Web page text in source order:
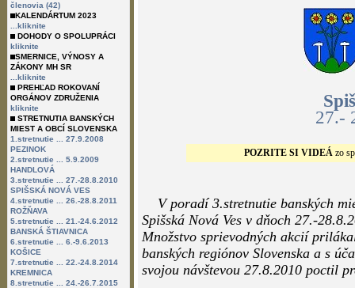
členovia (42)
KALENDÁRTUM 2023
...kliknite
DOHODY O SPOLUPRÁCI
kliknite
SMERNICE, VÝNOSY A
ZÁKONY MH SR
...kliknite
PREHĽAD ROKOVANÍ
ORGÁNOV ZDRUŽENIA
kliknite
STRETNUTIA BANSKÝCH
MIEST A OBCÍ SLOVENSKA
1.stretnutie ... 27.9.2008
PEZINOK
2.stretnutie ... 5.9.2009
HANDLOVÁ
3.stretnutie ... 27.-28.8.2010
SPIŠSKÁ NOVÁ VES
4.stretnutie ... 26.-28.8.2011
ROŽŇAVA
5.stretnutie ... 21.-24.6.2012
BANSKÁ ŠTIAVNICA
6.stretnutie ... 6.-9.6.2013
KOŠICE
7.stretnutie ... 22.-24.8.2014
KREMNICA
8.stretnutie ... 24.-26.7.2015
27.-
POZRITE SI VIDEÁ zo
V poradí 3.stretnutie banských
Spišská Nová Ves v dňoch 27.-
Množstvo sprievodných akcií
banských regiónov Slovenska a s
svojou návštevou 27.8.2010 poctil